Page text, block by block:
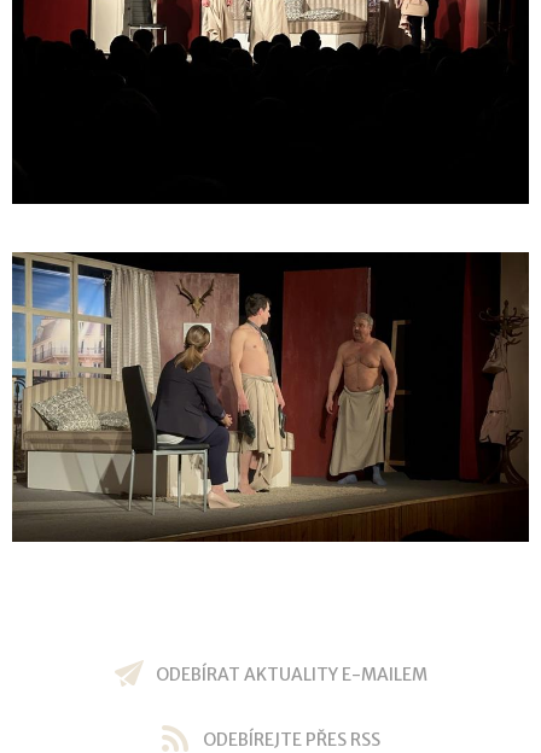
ODEBÍRAT AKTUALITY E-MAILEM
ODEBÍREJTE PŘES RSS